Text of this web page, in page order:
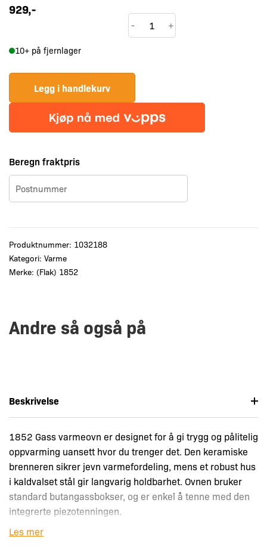
929,-
1852
Gass
antall
- +
10+ på fjernlager
Legg i handlekurv
Beregn fraktpris
Produktnummer: 1032188
Kategori: Varme
Merke: (Flak) 1852
Andre så også på
Beskrivelse
1852 Gass varmeovn er designet for å gi trygg og pålitelig
oppvarming uansett hvor du trenger det. Den keramiske
brenneren sikrer jevn varmefordeling, mens et robust hus
i kaldvalset stål gir langvarig holdbarhet. Ovnen bruker
standard butangassbokser, og er enkel å tenne med den
integrerte piezotenningen.
ODS-sikkerhetssystemet sørger for maksimal trygghet
Les mer